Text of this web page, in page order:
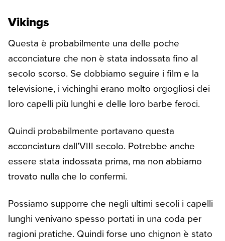
Vikings
Questa è probabilmente una delle poche
acconciature che non è stata indossata fino al
secolo scorso. Se dobbiamo seguire i film e la
televisione, i vichinghi erano molto orgogliosi dei
loro capelli più lunghi e delle loro barbe feroci.
Quindi probabilmente portavano questa
acconciatura dall’VIII secolo. Potrebbe anche
essere stata indossata prima, ma non abbiamo
trovato nulla che lo confermi.
Possiamo supporre che negli ultimi secoli i capelli
lunghi venivano spesso portati in una coda per
ragioni pratiche. Quindi forse uno chignon è stato